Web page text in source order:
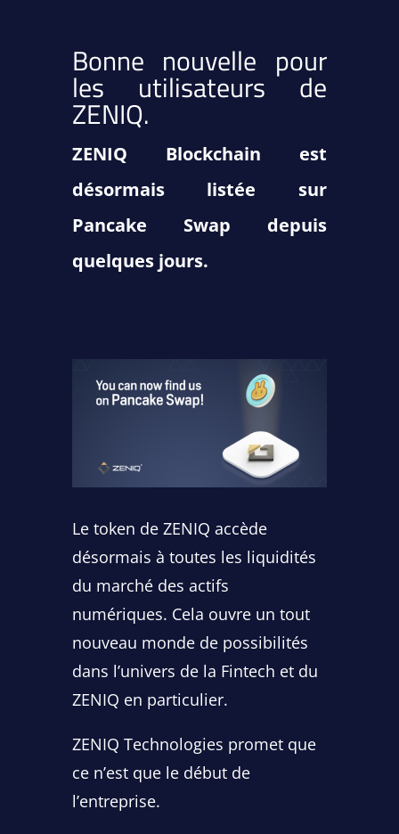
Bonne nouvelle pour
les utilisateurs de
ZENIQ.
ZENIQ Blockchain est
désormais listée sur
Pancake Swap depuis
quelques jours.
Le token de ZENIQ accède
désormais à toutes les liquidités
du marché des actifs
numériques. Cela ouvre un tout
nouveau monde de possibilités
dans l’univers de la Fintech et du
ZENIQ en particulier.
ZENIQ Technologies promet que
ce n’est que le début de
l’entreprise.